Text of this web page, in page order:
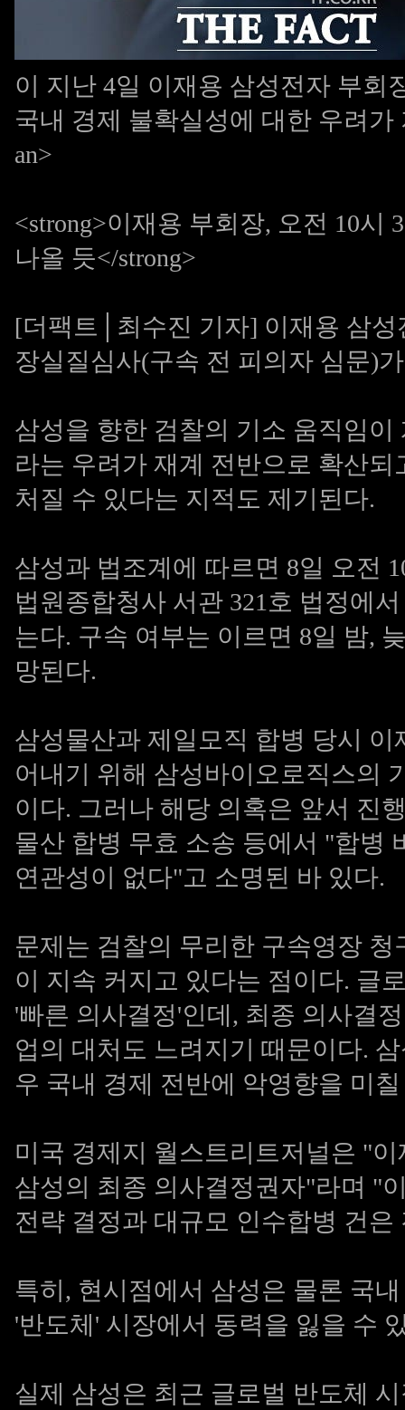
이 지난 4일 이재용 삼성전자 부회
국내 경제 불확실성에 대한 우려가
an>
<strong>이재용 부회장, 오전 10
나올 듯</strong>
[더팩트│최수진 기자] 이재용 삼
장실질심사(구속 전 피의자 심문)
삼성을 향한 검찰의 기소 움직임
라는 우려가 재계 전반으로 확산
처질 수 있다는 지적도 제기된다.
삼성과 법조계에 따르면 8일 오전
법원종합청사 서관 321호 법정에
는다. 구속 여부는 이르면 8일 밤,
망된다.
삼성물산과 제일모직 합병 당시
어내기 위해 삼성바이오로직스의
이다. 그러나 해당 의혹은 앞서 진
물산 합병 무효 소송 등에서 "합병
연관성이 없다"고 소명된 바 있다.
문제는 검찰의 무리한 구속영장
이 지속 커지고 있다는 점이다. 글
'빠른 의사결정'인데, 최종 의사결
업의 대처도 느려지기 때문이다.
우 국내 경제 전반에 악영향을 미
미국 경제지 월스트리트저널은 "
삼성의 최종 의사결정권자"라며 "
전략 결정과 대규모 인수합병 건
특히, 현시점에서 삼성은 물론 국
'반도체' 시장에서 동력을 잃을 수
실제 삼성은 최근 글로벌 반도체